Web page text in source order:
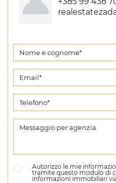
Autorizzo le mie
tramite questo modulo di
informazioni immobiliari